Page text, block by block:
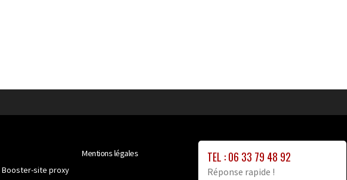
TEL : 06 33 79 48 92
Réponse rapide !
Mentions légales
Booster-site proxy